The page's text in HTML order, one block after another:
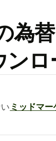
為
ンロ
ミッドマ